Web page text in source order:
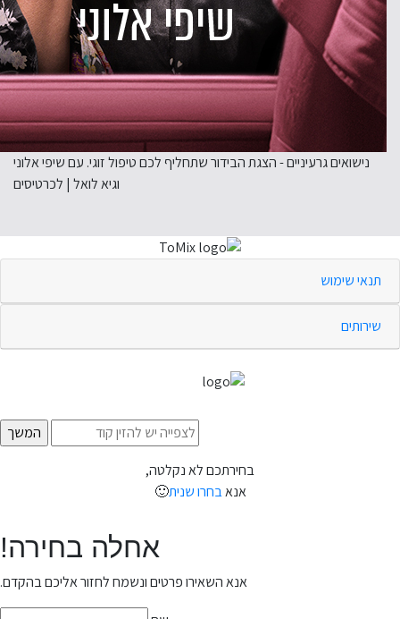
נישואים גרעיניים - הצגת הבידור שתחליף לכם טיפול זוגי. עם שיפי אלוני
וגיא לואל | לכרטיסים
תנאי שימוש
שירותים
בחירתכם לא נקלטה,
אנאבחרו שנית🙂
אחלה בחירה!
אנא השאירו פרטים ונשמח לחזור אליכם בהקדם.